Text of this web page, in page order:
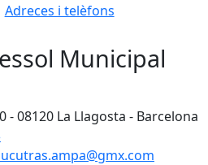
Adreces i telèfons
Municipal
- 08120 La Llagosta - Barcelona